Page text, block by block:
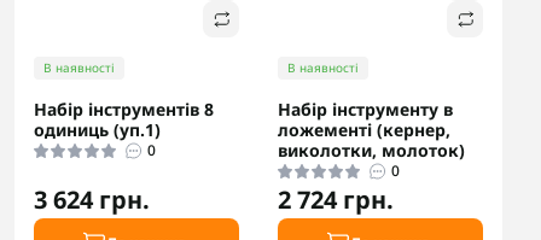
В наявності
Набір інструментів 8
одиниць (уп.1)
0
3 624 грн.
В наявності
Набір інструменту в
ложементі (кернер,
виколотки, молоток)
0
2 724 грн.